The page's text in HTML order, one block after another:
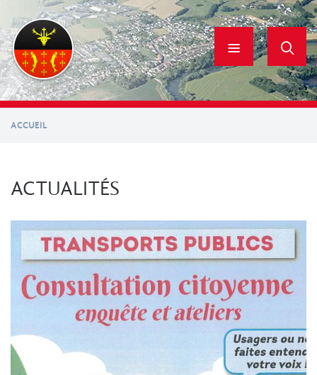
contenu
principal
ACCUEIL
ACTUALITÉS